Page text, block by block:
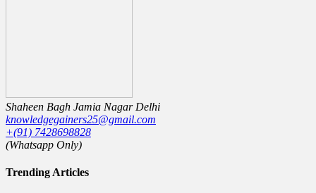
Shaheen Bagh Jamia Nagar Delhi
knowledgegainers25@gmail.com
+(91) 7428698828
(Whatsapp Only)
Trending Articles